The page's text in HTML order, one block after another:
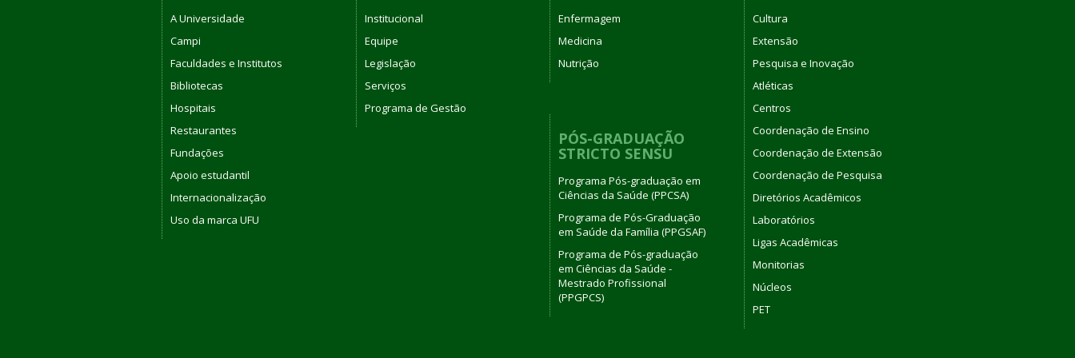
A Universidade
Campi
Faculdades e Institutos
Bibliotecas
Hospitais
Restaurantes
Fundações
Apoio estudantil
Internacionalização
Uso da marca UFU
Institucional
Equipe
Legislação
Serviços
Programa de Gestão
Enfermagem
Medicina
Nutrição
PÓS-GRADUAÇÃO
STRICTO SENSU
Programa Pós-graduação em
Ciências da Saúde (PPCSA)
Programa de Pós-Graduação
em Saúde da Família (PPGSAF)
Programa de Pós-graduação
em Ciências da Saúde -
Mestrado Profissional
(PPGPCS)
Cultura
Extensão
Pesquisa e Inovação
Atléticas
Centros
Coordenação de Ensino
Coordenação de Extensão
Coordenação de Pesquisa
Diretórios Acadêmicos
Laboratórios
Ligas Acadêmicas
Monitorias
Núcleos
PET